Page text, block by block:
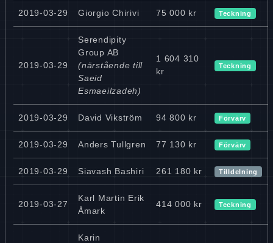
2019-03-29 Giorgio Chirivi 75 000 kr Teckning
2019-03-29
Serendipity
Group AB
(närstående till
Saeid
Esmaeilzadeh)
1 604 310
kr
Teckning
2019-03-29 David Vikström 94 800 kr Förvärv
2019-03-29 Anders Tullgren 77 130 kr Förvärv
2019-03-29 Siavash Bashiri 261 180 kr Tilldelning
2019-03-27
Karl Martin Erik
Åmark
414 000 kr Teckning
Karin